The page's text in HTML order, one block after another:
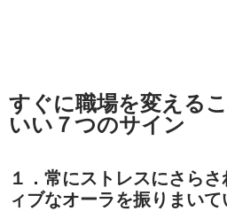
すぐに職場を変える
いい７つのサイン
１．常にストレスにさら
ィブなオーラを振りまいて